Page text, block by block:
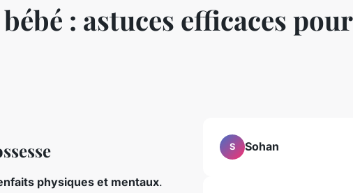
: astuces efficaces pour
physiques et mentaux.
S Sohan